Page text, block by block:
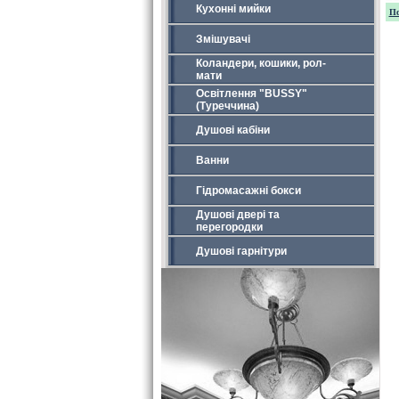
Кухонні мийки
Змішувачі
Коландери, кошики, рол-
мати
Освітлення "BUSSY"
(Туреччина)
Душові кабіни
Ванни
Гідромасажні бокси
Душові двері та
перегородки
Душові гарнітури